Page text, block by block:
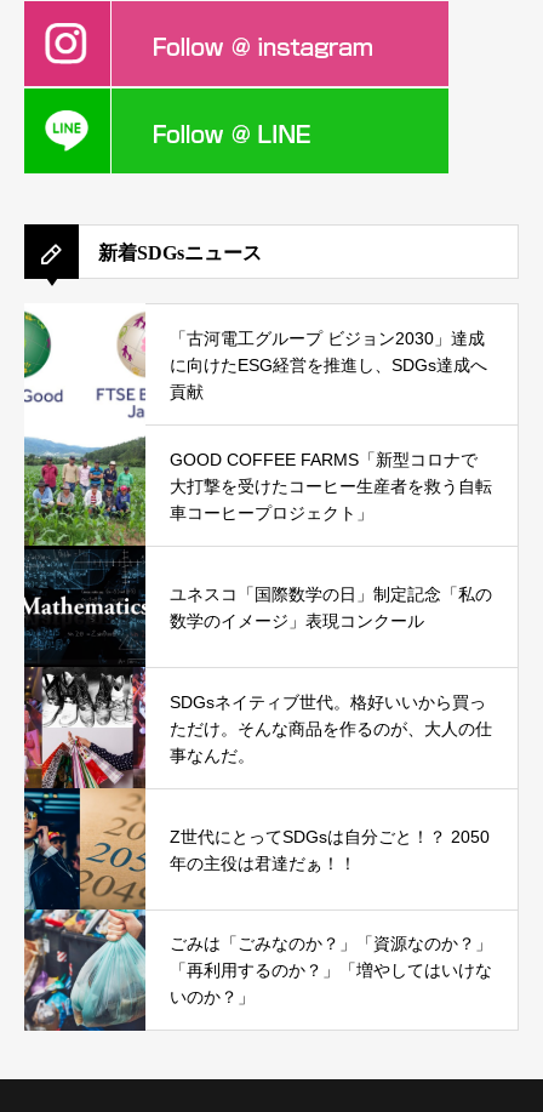
新着SDGsニュース
「古河電工グループ ビジョン2030」達成
に向けたESG経営を推進し、SDGs達成へ
貢献
GOOD COFFEE FARMS「新型コロナで
大打撃を受けたコーヒー生産者を救う自転
車コーヒープロジェクト」
ユネスコ「国際数学の日」制定記念「私の
数学のイメージ」表現コンクール
SDGsネイティブ世代。格好いいから買っ
ただけ。そんな商品を作るのが、大人の仕
事なんだ。
Z世代にとってSDGsは自分ごと！？ 2050
年の主役は君達だぁ！！
ごみは「ごみなのか？」「資源なのか？」
「再利用するのか？」「増やしてはいけな
いのか？」